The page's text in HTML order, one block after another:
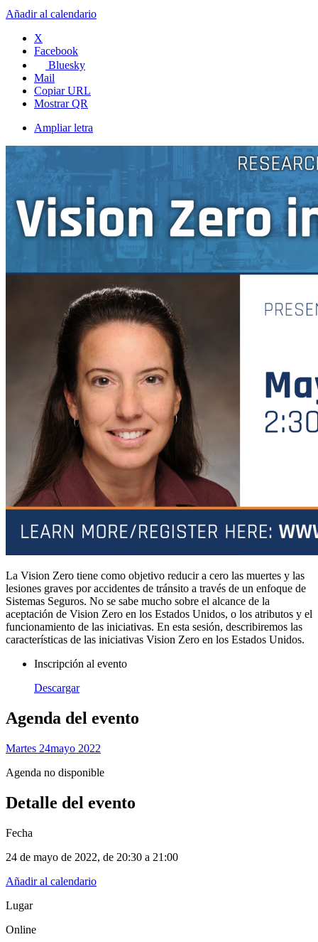
Añadir al calendario
X
Facebook
Bluesky
Mail
Copiar URL
Mostrar QR
Ampliar letra
La Vision Zero tiene como objetivo reducir a cero las muertes y las
lesiones graves por accidentes de tránsito a través de un enfoque de
Sistemas Seguros. No se sabe mucho sobre el alcance de la
aceptación de Vision Zero en los Estados Unidos, o los atributos y el
funcionamiento de las iniciativas. En esta sesión, describiremos las
características de las iniciativas Vision Zero en los Estados Unidos.
Inscripción al evento
Descargar
Agenda del evento
Martes 24Mayo 2022
Agenda no disponible
Detalle del evento
Fecha
24 de mayo de 2022, de 20:30 a 21:00
Añadir al calendario
Lugar
Online